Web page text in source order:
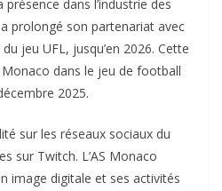
présence dans l’industrie des
prolongé son partenariat avec
jeu UFL, jusqu’en 2026. Cette
dans le jeu de football
2025.​
sur les réseaux sociaux du
sur Twitch. L’AS Monaco
image digitale et ses activités